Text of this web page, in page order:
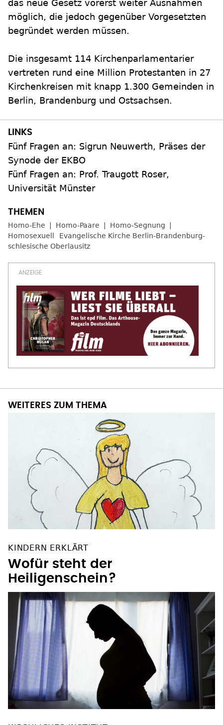
das neue Gesetz vorerst weiter Ausnahmen
möglich, die jedoch gegenüber Vorgesetzten
begründet werden müssen.
Die insgesamt 114 Kirchenparlamentarier
vertreten rund eine Million Protestanten in 27
Kirchenkreisen mit knapp 1.300 Gemeinden in
Berlin, Brandenburg und Ostsachsen.
Fünf Fragen an: Sigrun Neuwerth, Präses der
Synode der EKBO
Fünf Fragen an: Prof. Traugott Roser,
Universität Münster
Homo-Ehe Homo-Paare
Homo-Segnung
Homosexuell
Evangelische Kirche Berlin-Brandenburg-
schlesische Oberlausitz
WEITERES ZUM THEMA
KINDERN ERKLÄRT
Wofür steht der
Heiligenschein?